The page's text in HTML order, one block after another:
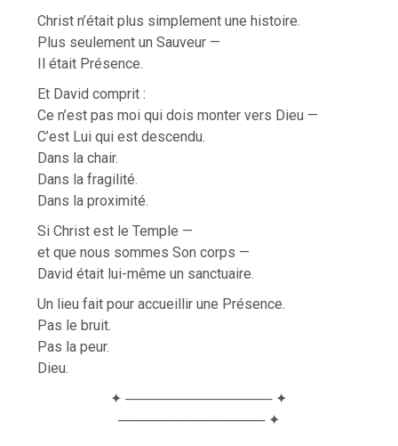
Christ n’était plus simplement une histoire.
Plus seulement un Sauveur —
Il était Présence.
Et David comprit :
Ce n’est pas moi qui dois monter vers Dieu —
C’est Lui qui est descendu.
Dans la chair.
Dans la fragilité.
Dans la proximité.
Si Christ est le Temple —
et que nous sommes Son corps —
David était lui-même un sanctuaire.
Un lieu fait pour accueillir une Présence.
Pas le bruit.
Pas la peur.
Dieu.
✦ ─────────────── ✦
─────────────── ✦